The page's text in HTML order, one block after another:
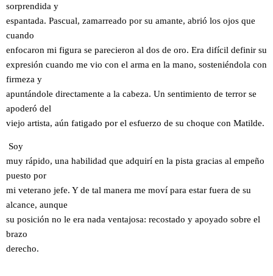
sorprendida y
espantada. Pascual, zamarreado por su amante, abrió los ojos que
cuando
enfocaron mi figura se parecieron al dos de oro. Era difícil definir su
expresión cuando me vio con el arma en la mano, sosteniéndola con
firmeza y
apuntándole directamente a la cabeza. Un sentimiento de terror se
apoderó del
viejo artista, aún fatigado por el esfuerzo de su choque con Matilde.
Soy
muy rápido, una habilidad que adquirí en la pista gracias al empeño
puesto por
mi veterano jefe. Y de tal manera me moví para estar fuera de su
alcance, aunque
su posición no le era nada ventajosa: recostado y apoyado sobre el
brazo
derecho.